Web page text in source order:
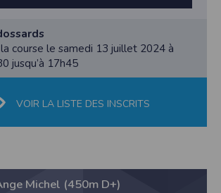
course le samedi 13 juillet 2024 à
jusqu’à 17h45
VOIR LA LISTE DES INSCRITS
Michel (450m D+)